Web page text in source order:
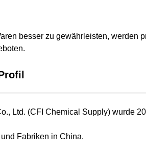
besser zu gewährleisten, werden
Ltd. (CFI Chemical Supply) wurde
Fabriken in China.